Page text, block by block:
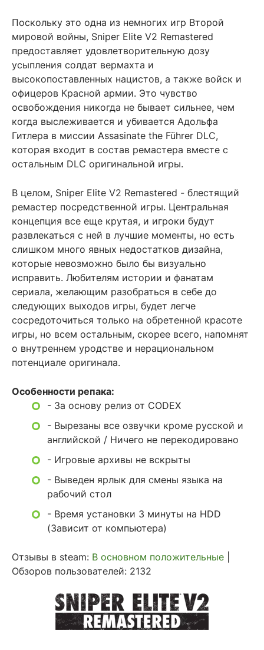
Поскольку это одна из немногих игр Второй
мировой войны, Sniper Elite V2 Remastered
предоставляет удовлетворительную дозу
усыпления солдат вермахта и
высокопоставленных нацистов, а также войск и
офицеров Красной армии. Это чувство
освобождения никогда не бывает сильнее, чем
когда выслеживается и убивается Адольфа
Гитлера в миссии Assasinate the Führer DLC,
которая входит в состав ремастера вместе с
остальным DLC оригинальной игры.
В целом, Sniper Elite V2 Remastered - блестящий
ремастер посредственной игры. Центральная
концепция все еще крутая, и игроки будут
развлекаться с ней в лучшие моменты, но есть
слишком много явных недостатков дизайна,
которые невозможно было бы визуально
исправить. Любителям истории и фанатам
сериала, желающим разобраться в себе до
следующих выходов игры, будет легче
сосредоточиться только на обретенной красоте
игры, но всем остальным, скорее всего, напомнят
о внутреннем уродстве и нерациональном
потенциале оригинала.
Особенности репака:
- За основу релиз от CODEX
- Вырезаны все озвучки кроме русской и
английской / Ничего не перекодировано
- Игровые архивы не вскрыты
- Выведен ярлык для смены языка на
рабочий стол
- Время установки 3 минуты на HDD
(Зависит от компьютера)
Отзывы в steam: В основном положительные
Обзоров пользователей: 2132